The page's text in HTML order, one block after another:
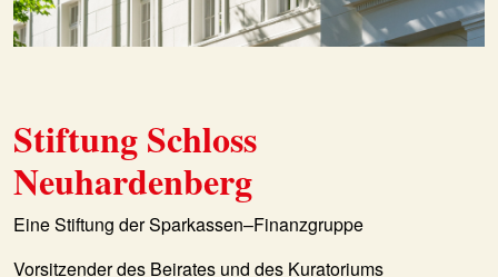
Stiftung Schloss
Neuhardenberg
Eine Stiftung der Sparkassen–Finanzgruppe
Vorsitzender des Beirates und des Kuratoriums